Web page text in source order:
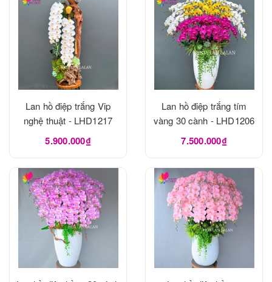
Lan hồ điệp trắng Vip
nghệ thuật - LHD1217
5.900.000₫
Lan hồ điệp trắng tím
vàng 30 cành - LHD1206
7.500.000₫